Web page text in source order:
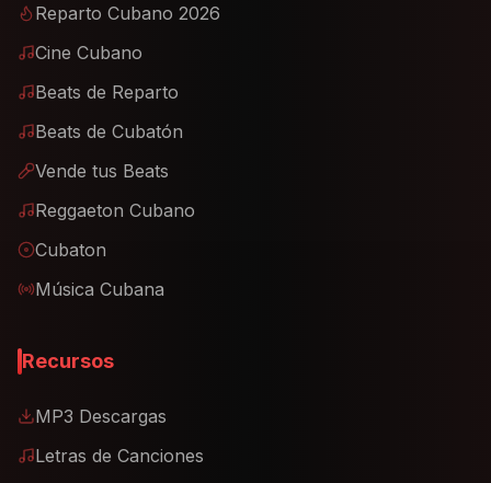
Reparto Cubano 2026
Cine Cubano
Beats de Reparto
Beats de Cubatón
Vende tus Beats
Reggaeton Cubano
Cubaton
Música Cubana
Recursos
MP3 Descargas
Letras de Canciones